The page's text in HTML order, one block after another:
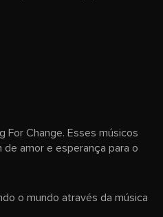
For Change. Esses músicos
amor e esperança para o
o mundo através da música